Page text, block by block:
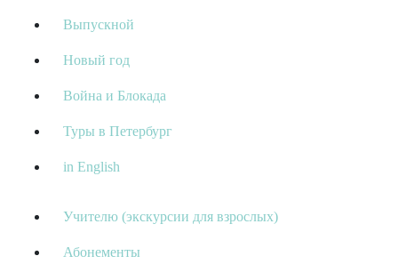
Выпускной
Новый год
Война и Блокада
Туры в Петербург
in English
Учителю (экскурсии для взрослых)
Абонементы